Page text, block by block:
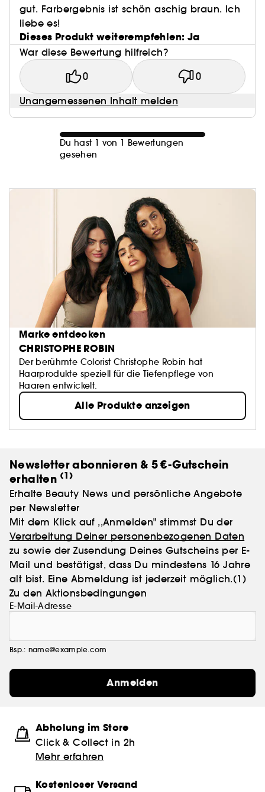
gut. Farbergebnis ist schön aschig braun. Ich
liebe es!
Dieses Produkt weiterempfehlen: Ja
War diese Bewertung hilfreich?
0 0
Unangemessenen Inhalt melden
Du hast 1 von 1 Bewertungen
gesehen
Marke entdecken
CHRISTOPHE ROBIN
Der berühmte Colorist Christophe Robin hat
Haarprodukte speziell für die Tiefenpflege von
Haaren entwickelt.
Alle Produkte anzeigen
Newsletter abonnieren & 5 €-Gutschein
erhalten (1)
Erhalte Beauty News und persönliche Angebote
per Newsletter
Mit dem Klick auf ,,Anmelden" stimmst Du der
Verarbeitung Deiner personenbezogenen Daten
zu sowie der Zusendung Deines Gutscheins per E-
Mail und bestätigst, dass Du mindestens 16 Jahre
alt bist. Eine Abmeldung ist jederzeit möglich.(1)
Zu den Aktionsbedingungen
E-Mail-Adresse
Bsp.: name@example.com
Anmelden
Abholung im Store
Click & Collect in 2h
Mehr erfahren
Kostenloser Versand